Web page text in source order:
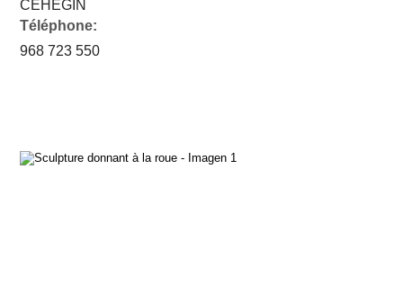
CEHEGÍN
Téléphone:
968 723 550